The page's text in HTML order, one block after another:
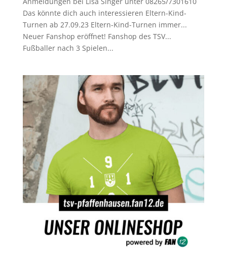
Das könnte dich auch interessieren Eltern-Kind-
Turnen ab 27.09.23 Eltern-Kind-Turnen immer...
Neuer Fanshop eröffnet! Fanshop des TSV...
Fußballer nach 3 Spielen...